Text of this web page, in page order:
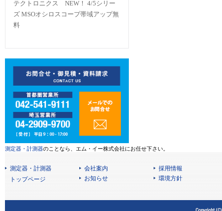
テクトロニクス NEW！ 4/5シリー
ズ MSOオシロスコープ帯域アップ無
料
測定器・計測器のことなら、エム・イー株式会社にお任せ下さい。
測定器・計測器
トップページ
会社案内
採用情報
お知らせ
環境方針